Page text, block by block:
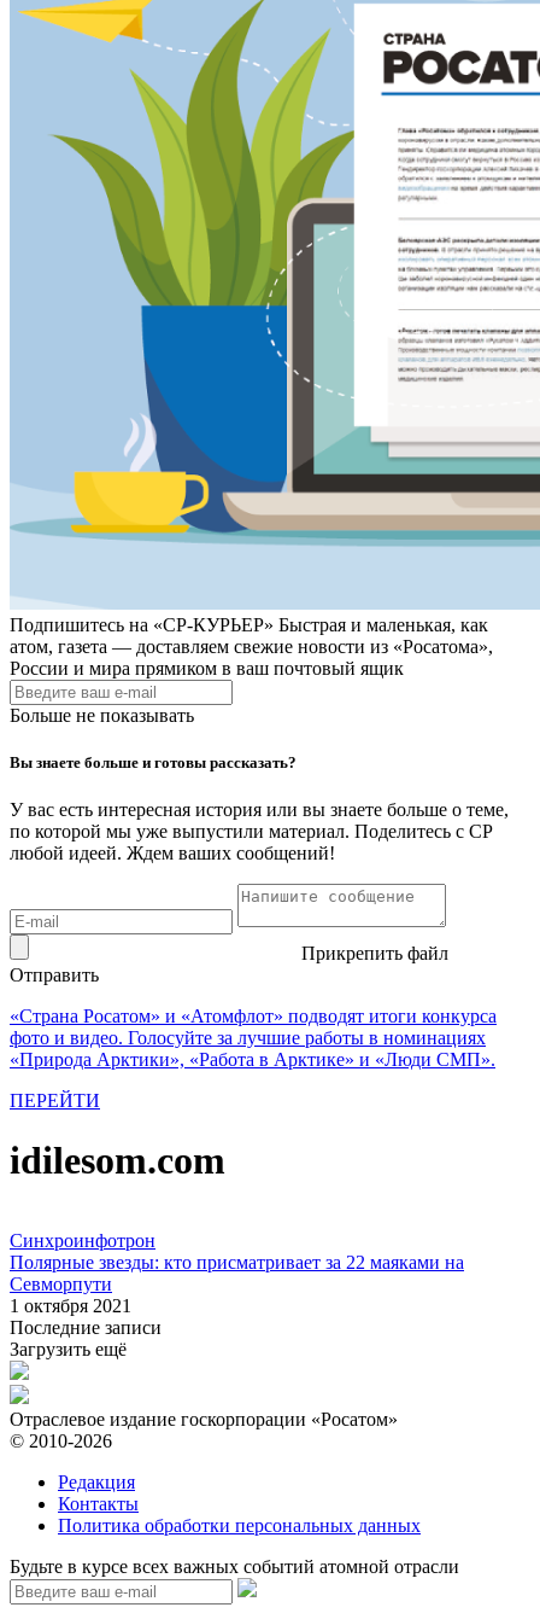
Подпишитесь на «СР-КУРЬЕР» Быстрая и маленькая, как
атом, газета — доставляем свежие новости из «Росатома»,
России и мира прямиком в ваш почтовый ящик
Больше не показывать
Вы знаете больше и готовы рассказать?
У вас есть интересная история или вы знаете больше о теме,
по которой мы уже выпустили материал. Поделитесь с СР
любой идеей. Ждем ваших сообщений!
Прикрепить файл
Отправить
«Страна Росатом» и «Атомфлот» подводят итоги конкурса
фото и видео. Голосуйте за лучшие работы в номинациях
«Природа Арктики», «Работа в Арктике» и «Люди СМП».
ПЕРЕЙТИ
idilesom.com
Синхроинфотрон
Полярные звезды: кто присматривает за 22 маяками на
Севморпути
1 октября 2021
Последние записи
Загрузить ещё
Отраслевое издание госкорпорации «Росатом»
© 2010-2026
Редакция
Контакты
Политика обработки персональных данных
Будьте в курсе всех важных событий атомной отрасли